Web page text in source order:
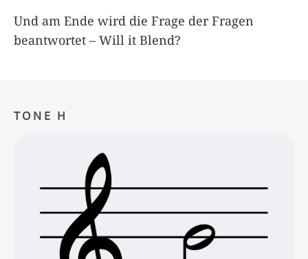
Und am Ende wird die Frage der Fragen
beantwortet – Will it Blend?
TONE H